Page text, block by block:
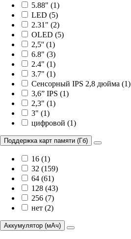
5.88" (1)
LED (5)
2.31" (2)
OLED (5)
2,5'' (1)
6.8" (3)
2.4" (1)
3.7" (1)
Сенсорный IPS 2,8 дюйма (1)
3,6” IPS (1)
2,3" (1)
3" (1)
цифровой (1)
Поддержка карт памяти (Гб)
16 (1)
32 (159)
64 (61)
128 (43)
256 (7)
нет (2)
Аккумулятор (мАч)